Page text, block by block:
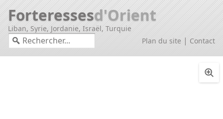
Forteressesd'Orient
Liban, Syrie, Jordanie, Israël, Turquie
Plan du site | Contact